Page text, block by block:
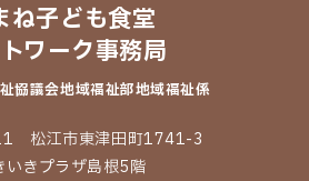
ね子ども食堂
ワーク事務局
協議会地域福祉部地域福祉係
松江市東津田町1741-3
いきプラザ島根5階